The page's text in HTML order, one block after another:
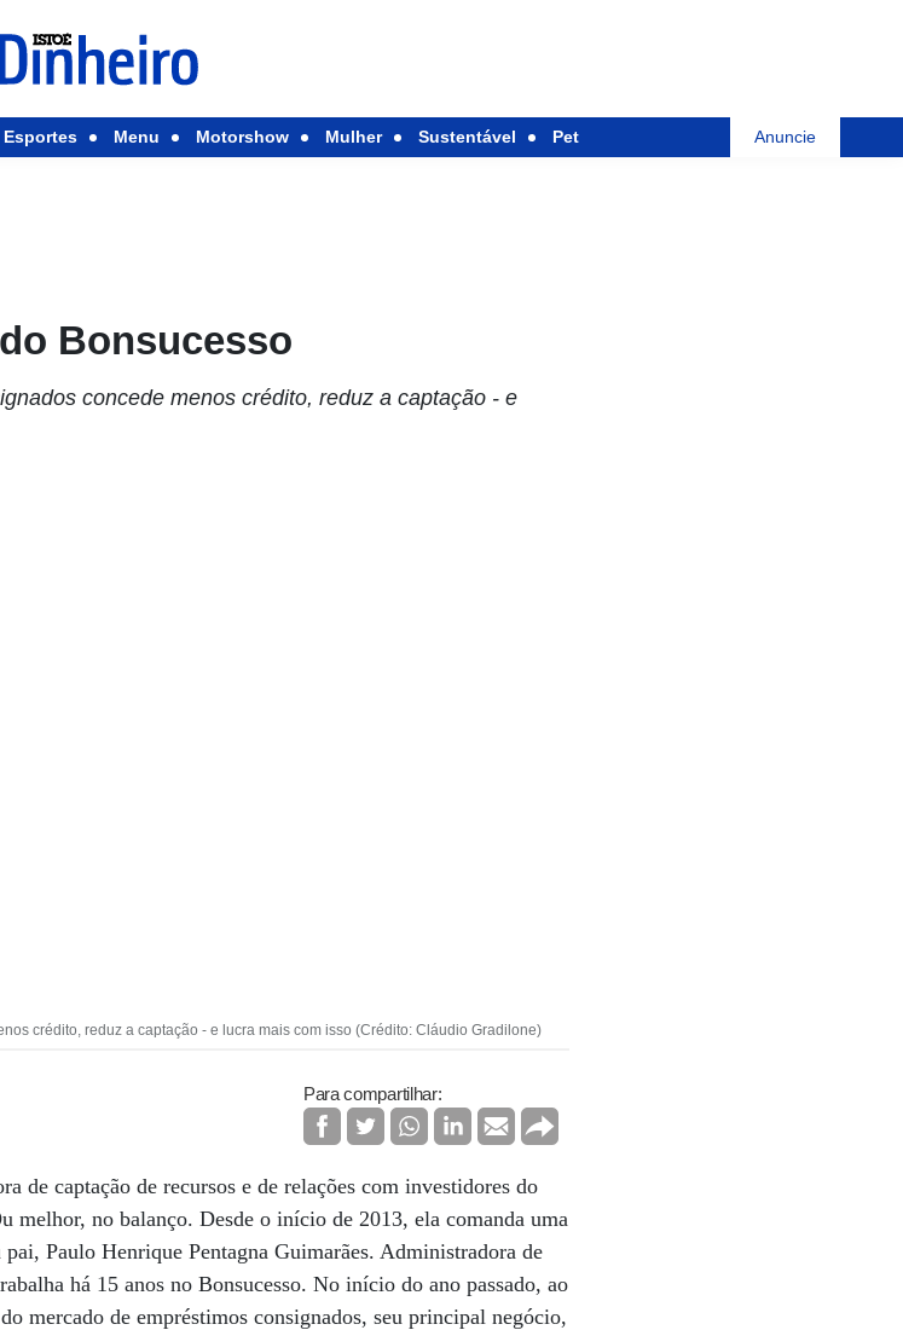
Esportes Menu Motorshow Mulher Sustentável Pet Anuncie
Bonsucesso
concede menos crédito, reduz a captação - e
crédito, reduz a captação - e lucra mais com isso (Crédito: Cláudio Gradilone)
Para compartilhar:
de captação de recursos e de relações com investidores do
melhor, no balanço. Desde o início de 2013, ela comanda uma
Paulo Henrique Pentagna Guimarães. Administradora de
há 15 anos no Bonsucesso. No início do ano passado, ao
mercado de empréstimos consignados, seu principal negócio,